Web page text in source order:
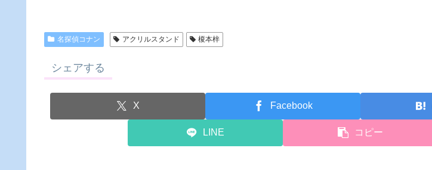
名探偵コナン アクリルスタンド 榎本梓
シェアする
X Facebook
LINE コピー